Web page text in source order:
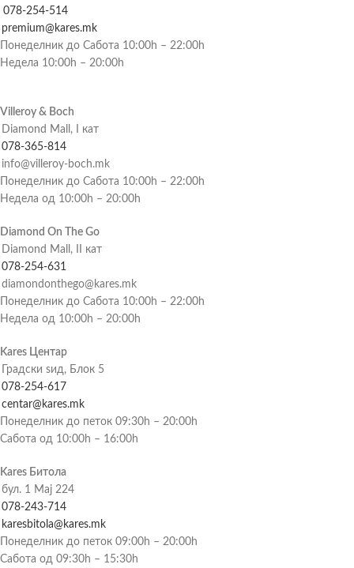
078-254-514
premium@kares.mk
Понеделник до Сабота 10:00h – 22:00h
Недела 10:00h – 20:00h
Villeroy & Boch
Diamond Mall, I кат
078-365-814
info@villeroy-boch.mk
Понеделник до Сабота 10:00h – 22:00h
Недела од 10:00h – 20:00h
Diamond On The Go
Diamond Mall, II кат
078-254-631
diamondonthego@kares.mk
Понеделник до Сабота 10:00h – 22:00h
Недела од 10:00h – 20:00h
Kares Центар
Градски ѕид, Блок 5
078-254-617
centar@kares.mk
Понеделник до петок 09:30h – 20:00h
Сабота од 10:00h – 16:00h
Kares Битола
бул. 1 Мај 224
078-243-714
karesbitola@kares.mk
Понеделник до петок 09:00h – 20:00h
Сабота од 09:30h – 15:30h